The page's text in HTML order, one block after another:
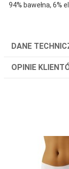
94% bawełna, 6%
DANE
OPINIE